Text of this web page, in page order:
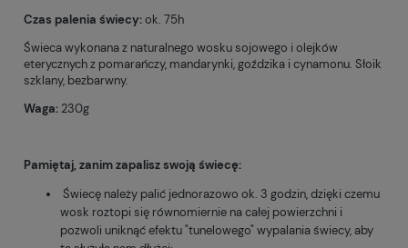
Czas palenia świecy:ok. 75h
Świeca wykonana z naturalnego wosku sojowego i olejków
eterycznych z pomarańczy, mandarynki, goździka i cynamonu. Słoik
szklany, bezbarwny.
Waga: 230g
Pamiętaj, zanim zapalisz swoją świecę:
Świecę należy palić jednorazowo ok. 3 godzin, dzięki czemu
wosk roztopi się równomiernie na całej powierzchni i
pozwoli uniknąć efektu "tunelowego" wypalania świecy, aby